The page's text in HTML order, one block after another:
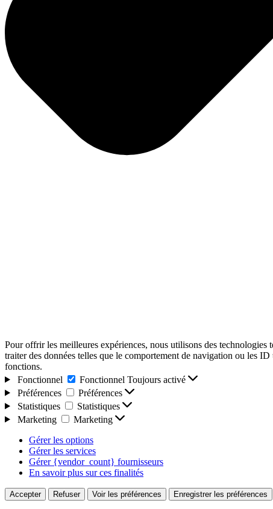
Pour offrir les meilleures expériences, nous utilisons des
traiter des données telles que le comportement de navigation ou les
fonctions.
Fonctionnel
Fonctionnel Toujours activé
Préférences
Préférences
Statistiques
Statistiques
Marketing
Marketing
Gérer les options
Gérer les services
Gérer {vendor_count} fournisseurs
En savoir plus sur ces finalités
Accepter Refuser Voir les préférences Enregistrer les préférences